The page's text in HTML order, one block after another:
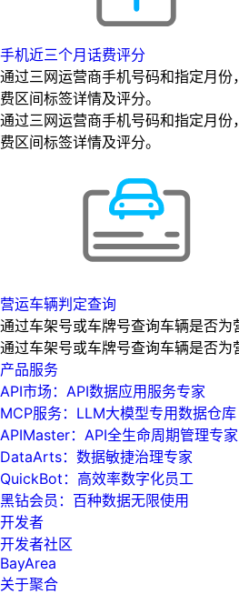
手机近三个月话费评分
通过三网运营商手机号码和指定月
费区间标签详情及评分。
通过三网运营商手机号码和指定月
费区间标签详情及评分。
营运车辆判定查询
通过车架号或车牌号查询车辆是否为
通过车架号或车牌号查询车辆是否为
产品服务
API市场：API数据应用服务专家
MCP服务：LLM大模型专用数据仓库
APIMaster：API全生命周期管理专家
DataArts：数据敏捷治理专家
QuickBot：高效率数字化员工
黑钻会员：百种数据无限使用
开发者
开发者社区
BayArea
关于聚合